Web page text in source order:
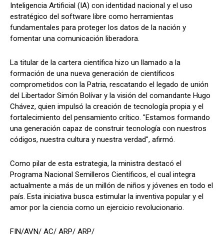
Inteligencia Artificial (IA) con identidad nacional y el uso
estratégico del software libre como herramientas
fundamentales para proteger los datos de la nación y
fomentar una comunicación liberadora.
La titular de la cartera científica hizo un llamado a la
formación de una nueva generación de científicos
comprometidos con la Patria, rescatando el legado de unión
del Libertador Simón Bolívar y la visión del comandante Hugo
Chávez, quien impulsó la creación de tecnología propia y el
fortalecimiento del pensamiento crítico. "Estamos formando
una generación capaz de construir tecnología con nuestros
códigos, nuestra cultura y nuestra verdad", afirmó.
Como pilar de esta estrategia, la ministra destacó el
Programa Nacional Semilleros Científicos, el cual integra
actualmente a más de un millón de niños y jóvenes en todo el
país. Esta iniciativa busca estimular la inventiva popular y el
amor por la ciencia como un ejercicio revolucionario.
FIN/AVN/ AC/ ARP/ ARP/